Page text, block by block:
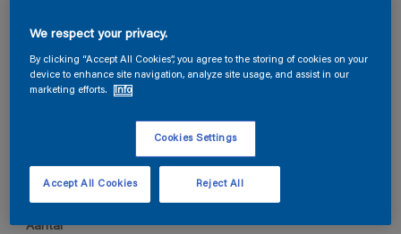
Permacryl Satin
A1.23.16
1 L
Aantal
We respect your privacy.
By clicking “Accept All Cookies”, you agree to the storing of cookies on your
device to enhance site navigation, analyze site usage, and assist in our
marketing efforts.
Info
Cookies Settings
Reject All
Accept All Cookies